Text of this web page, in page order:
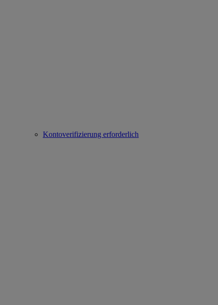
Kontoverifizierung erforderlich